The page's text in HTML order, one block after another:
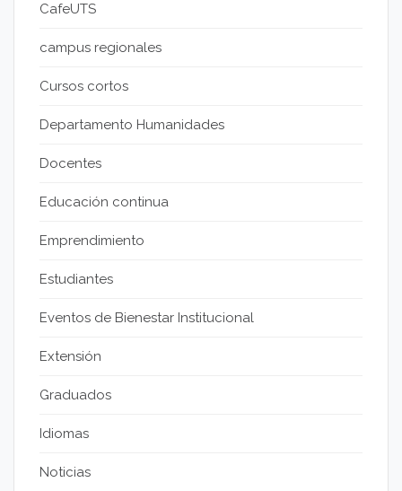
CafeUTS
campus regionales
Cursos cortos
Departamento Humanidades
Docentes
Educación continua
Emprendimiento
Estudiantes
Eventos de Bienestar Institucional
Extensión
Graduados
Idiomas
Noticias